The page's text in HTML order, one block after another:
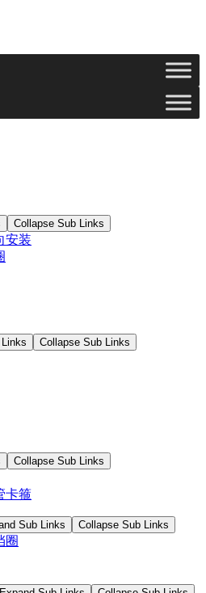
Collapse Sub Links
安装
Collapse Sub Links
Collapse Sub Links
卡箍
Sub Links Collapse Sub Links
圈